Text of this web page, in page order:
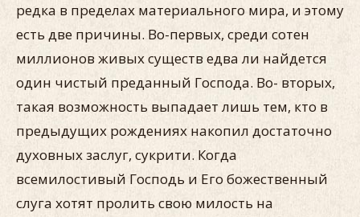
редка в пределах материального мира, и этому
есть две причины. Во-первых, среди сотен
миллионов живых существ едва ли найдется
один чистый преданный Господа. Во- вторых,
такая возможность выпадает лишь тем, кто в
предыдущих рождениях накопил достаточно
духовных заслуг, сукрити. Когда
всемилостивый Господь и Его божественный
слуга хотят пролить свою милость на